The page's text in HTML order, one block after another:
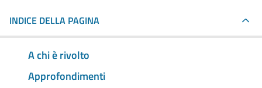
INDICE DELLA PAGINA
A chi è rivolto
Approfondimenti